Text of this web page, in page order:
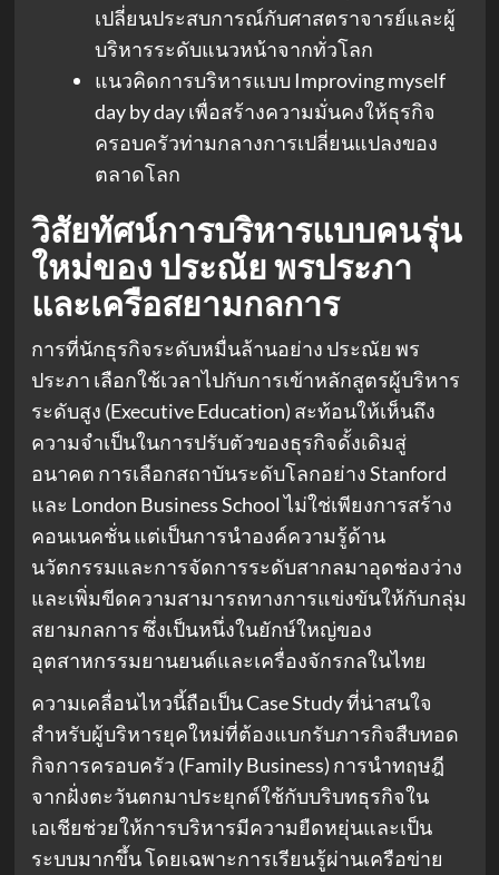
เปลี่ยนประสบการณ์กับศาสตราจารย์และผู้
บริหารระดับแนวหน้าจากทั่วโลก
แนวคิดการบริหารแบบ Improving myself
day by day เพื่อสร้างความมั่นคงให้ธุรกิจ
ครอบครัวท่ามกลางการเปลี่ยนแปลงของ
ตลาดโลก
วิสัยทัศน์การบริหารแบบคนรุ่น
ใหม่ของ ประณัย พรประภา
และเครือสยามกลการ
การที่นักธุรกิจระดับหมื่นล้านอย่าง ประณัย พร
ประภา เลือกใช้เวลาไปกับการเข้าหลักสูตรผู้บริหาร
ระดับสูง (Executive Education) สะท้อนให้เห็นถึง
ความจำเป็นในการปรับตัวของธุรกิจดั้งเดิมสู่
อนาคต การเลือกสถาบันระดับโลกอย่าง Stanford
และ London Business School ไม่ใช่เพียงการสร้าง
คอนเนคชั่น แต่เป็นการนำองค์ความรู้ด้าน
นวัตกรรมและการจัดการระดับสากลมาอุดช่องว่าง
และเพิ่มขีดความสามารถทางการแข่งขันให้กับกลุ่ม
สยามกลการ ซึ่งเป็นหนึ่งในยักษ์ใหญ่ของ
อุตสาหกรรมยานยนต์และเครื่องจักรกลในไทย
ความเคลื่อนไหวนี้ถือเป็น Case Study ที่น่าสนใจ
สำหรับผู้บริหารยุคใหม่ที่ต้องแบกรับภารกิจสืบทอด
กิจการครอบครัว (Family Business) การนำทฤษฎี
จากฝั่งตะวันตกมาประยุกต์ใช้กับบริบทธุรกิจใน
เอเชียช่วยให้การบริหารมีความยืดหยุ่นและเป็น
ระบบมากขึ้น โดยเฉพาะการเรียนรู้ผ่านเครือข่าย